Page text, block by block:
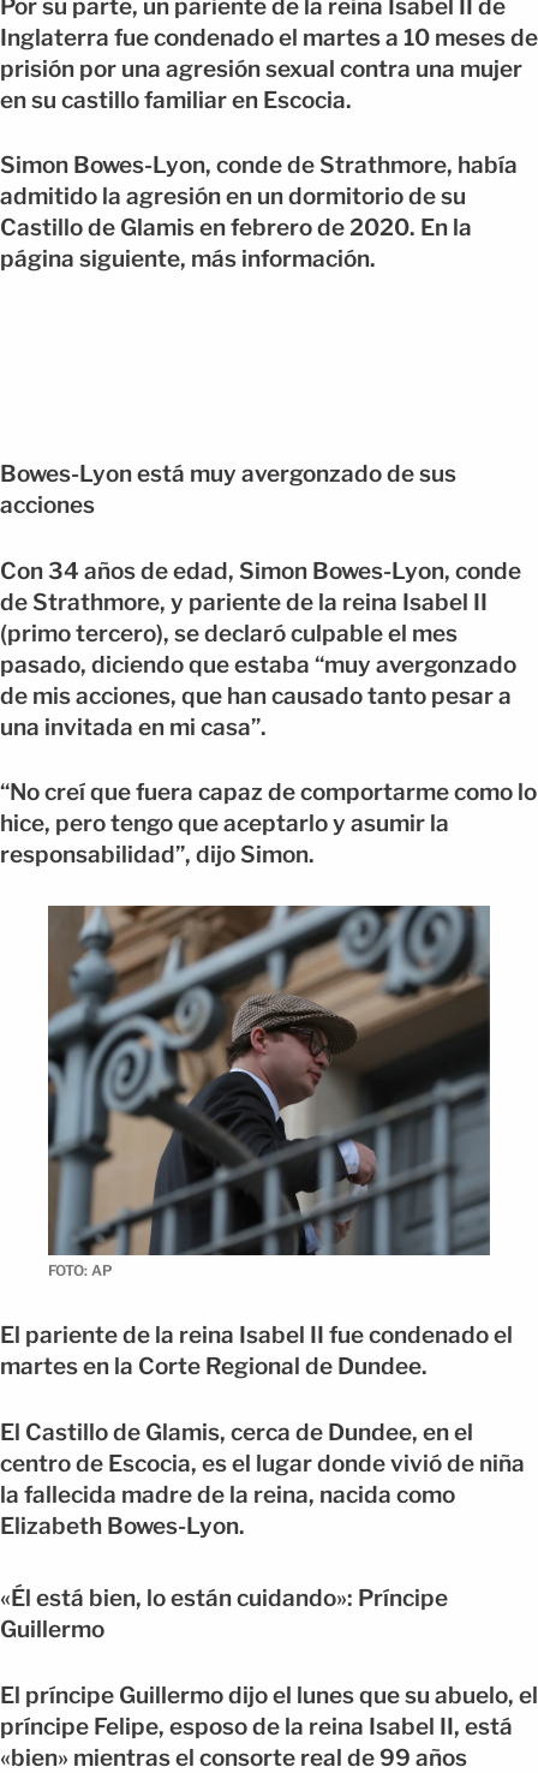
Por su parte, un pariente de la reina Isabel II de
Inglaterra fue condenado el martes a 10 meses de
prisión por una agresión sexual contra una mujer
en su castillo familiar en Escocia.
Simon Bowes-Lyon, conde de Strathmore, había
admitido la agresión en un dormitorio de su
Castillo de Glamis en febrero de 2020. En la
página siguiente, más información.
Bowes-Lyon está muy avergonzado de sus
acciones
Con 34 años de edad, Simon Bowes-Lyon, conde
de Strathmore, y pariente de la reina Isabel II
(primo tercero), se declaró culpable el mes
pasado, diciendo que estaba “muy avergonzado
de mis acciones, que han causado tanto pesar a
una invitada en mi casa”.
“No creí que fuera capaz de comportarme como lo
hice, pero tengo que aceptarlo y asumir la
responsabilidad”, dijo Simon.
FOTO: AP
El pariente de la reina Isabel II fue condenado el
martes en la Corte Regional de Dundee.
El Castillo de Glamis, cerca de Dundee, en el
centro de Escocia, es el lugar donde vivió de niña
la fallecida madre de la reina, nacida como
Elizabeth Bowes-Lyon.
«Él está bien, lo están cuidando»: Príncipe
Guillermo
El príncipe Guillermo dijo el lunes que su abuelo, el
príncipe Felipe, esposo de la reina Isabel II, está
«bien» mientras el consorte real de 99 años